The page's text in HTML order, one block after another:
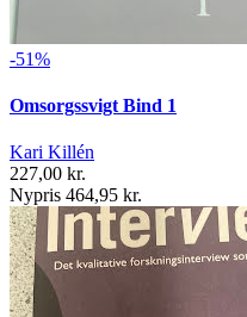
-51%
Omsorgssvigt Bind 1
Kari Killén
227,00 kr.
Nypris 464,95 kr.